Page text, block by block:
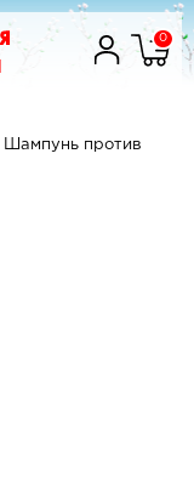
0
Шампунь против